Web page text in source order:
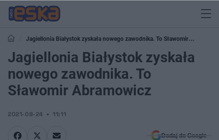
Jagiellonia Białystok zyskała nowego zawodnika. To Sławomir
Abramowicz
Jagiellonia Białystok zyskała
nowego zawodnika. To
Sławomir Abramowicz
2021-08-24 11:11
Dodaj do Google